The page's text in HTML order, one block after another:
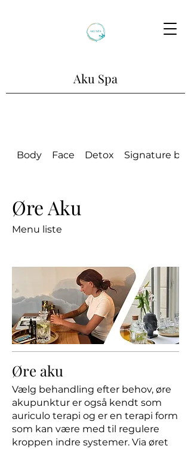
Aku Spa
Body Face Detox Signature by:
Øre Aku
Menu liste
Øre aku
Vælg behandling efter behov, øre
akupunktur er også kendt som
auriculo terapi og er en terapi form
som kan være med til regulere
kroppen indre systemer. Via øret